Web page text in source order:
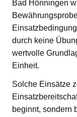
Bad Hönningen
durch keine
wertvolle
Einheit.
Solche Einsätze
beginnt, sondern